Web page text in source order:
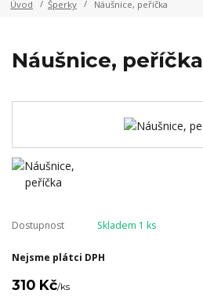
Úvod Šperky Náušnice, peříčka
Náušnice, peříčka
Dostupnost Skladem 1 ks
Nejsme plátci DPH
310 Kč/ks